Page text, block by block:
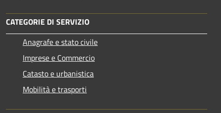
CATEGORIE DI SERVIZIO
Anagrafe e stato civile
Imprese e Commercio
Catasto e urbanistica
Mobilità e trasporti